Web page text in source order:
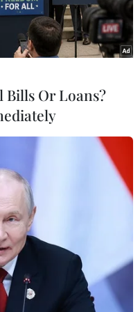
ở Thái Bình. (Ảnh: TTXVN)
non tử vong do
Bình vào ngày
Nguyễn Thị Việt
trách Đoàn đại
nhấn mạnh sự
rất lớn của lái xe,
Bills Or Loans?